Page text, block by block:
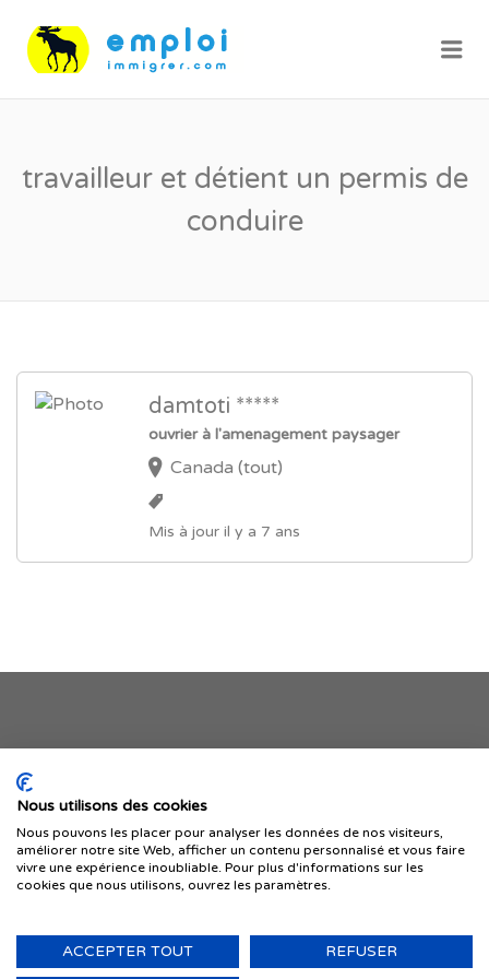
travailleur et détient un permis de
conduire
damtoti *****
ouvrier à l'amenagement paysager
Canada (tout)
Mis à jour il y a 7 ans
Je publie mon offre
© 1999-2026 IMMIGRER.COM INC. — TOUS DROITS RÉSERVÉS
Nous utilisons des cookies
Nous pouvons les placer pour analyser les données de nos visiteurs,
améliorer notre site Web, afficher un contenu personnalisé et vous faire
vivre une expérience inoubliable. Pour plus d'informations sur les
cookies que nous utilisons, ouvrez les paramètres.
ACCEPTER TOUT REFUSER